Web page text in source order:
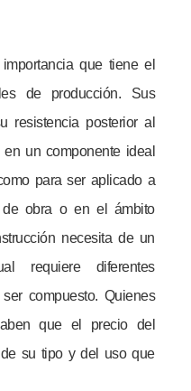
que tiene el
de producción. Sus
resistencia posterior al
un componente ideal
para ser aplicado a
de obra o en el ámbito
necesita de un
requiere diferentes
compuesto. Quienes
que el precio del
su tipo y del uso que